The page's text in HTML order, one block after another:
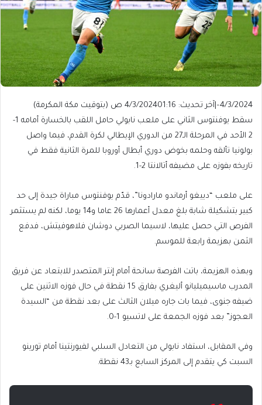
4/3/2024
– آخر تحديث: 4/3/2024 01:16 ص (بتوقيت مكة المكرمة)
سقط يوفنتوس الثاني على ملعب نابولي حامل اللقب بالخسارة أمامه 1-
2 الأحد في المرحلة الـ27 من الدوري الإيطالي لكرة القدم، فيما واصل
بولونيا تألقه وحلمه بخوض دوري أبطال أوروبا للمرة الثانية فقط في
تاريخه بفوزه على مضيفه أتالانتا 2-1.
على ملعب “دييغو أرماندو مارادونا”، قدّم يوفنتوس مباراة جيدة إلى حد
كبير بتشكيلة شابة بلغ معدل أعمارها 26 عاما و14 يوما، لكنه لم يستثمر
الفرص التي حصل عليها، لاسيما الصربي دوشان فلاهوفيتش، فدفع
الثمن بهزيمة رابعة للموسم.
وبهذه الهزيمة، باتت الفرصة سانحة أمام إنتر المتصدر للابتعاد عن فريق
المدرب ماسيميليانو أليغري بفارق 15 نقطة في حال فوزه الاثنين على
ضيفه جنوى، فيما بات جاره ميلان الثالث على بعد نقطة من “السيدة
العجوز” بعد فوزه الجمعة على لاتسيو 1-0.
وفي المقابل، استفاد نابولي من التعادل السلبي لفيورنتينا أمام تورينو
السبت كي يتقدم إلى المركز السابع بـ43 نقطة.